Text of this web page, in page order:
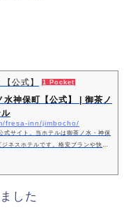
公式】 1 Pocket
神保町【公式】 | 御茶ノ
fresa-inn/jimbocho/
式サイト。当ホテルは御茶ノ水・神保
ネスホテルです。格安プランや快適
した